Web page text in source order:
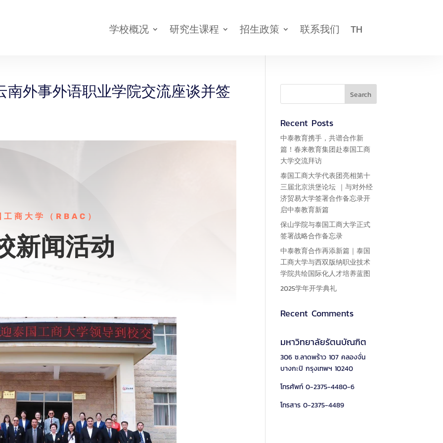
学校概况 研究生课程 招生政策 联系我们 TH
外事外语职业学院交流座谈并签
工商大学（RBAC）
新闻活动
线上报名 新闻活动
Recent Posts
中泰教育携手，共谱合作新
篇！春来教育集团赴泰国工商
大学交流拜访
泰国工商大学代表团亮相第十
三届北京洪堡论坛 ｜与对外经
济贸易大学签署合作备忘录开
启中泰教育新篇
保山学院与泰国工商大学正式
签署战略合作备忘录
中泰教育合作再添新篇｜泰国
工商大学与西双版纳职业技术
学院共绘国际化人才培养蓝图
2025学年开学典礼
Recent Comments
มหาวิทยาลัยรัตนบัณฑิต
306 ซ.ลาดพร้าว 107 คลองจั่น
บางกะปิ กรุงเทพฯ 10240
โทรศัพท์ 0-2375-4480-6
โทรสาร 0-2375-4489